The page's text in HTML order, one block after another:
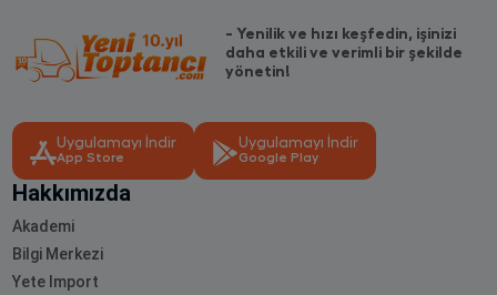
- Yenilik ve hızı keşfedin, işinizi
daha etkili ve verimli bir şekilde
yönetin!
Uygulamayı İndir
App Store
Uygulamayı İndir
Google Play
Hakkımızda
Akademi
Bilgi Merkezi
Yete Import